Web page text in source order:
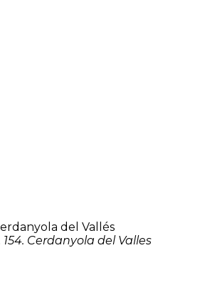
del Vallés
Cerdanyola del Valles